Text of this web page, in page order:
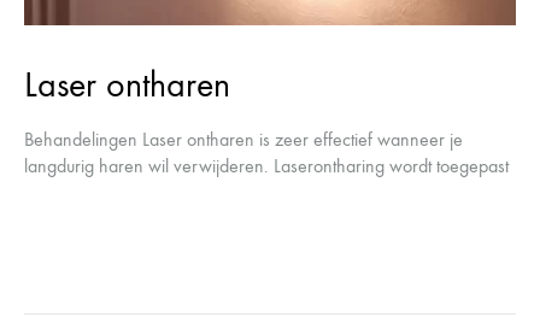
Laser ontharen
Behandelingen Laser ontharen is zeer effectief wanneer je
langdurig haren wil verwijderen. Laserontharing wordt toegepast